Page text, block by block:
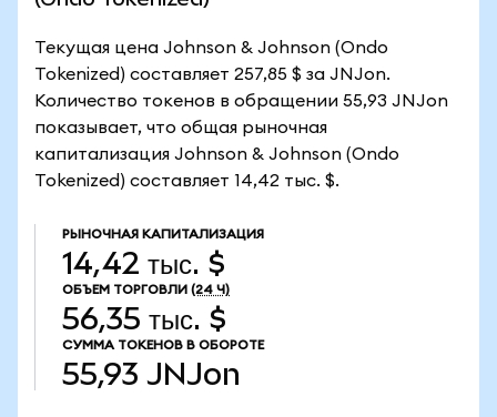
Текущая цена Johnson & Johnson (Ondo
Tokenized) составляет 257,85 $ за JNJon.
Количество токенов в обращении 55,93 JNJon
показывает, что общая рыночная
капитализация Johnson & Johnson (Ondo
Tokenized) составляет 14,42 тыс. $.
РЫНОЧНАЯ КАПИТАЛИЗАЦИЯ
14,42 тыс. $
ОБЪЕМ ТОРГОВЛИ (24 Ч)
56,35 тыс. $
СУММА ТОКЕНОВ В ОБОРОТЕ
55,93 JNJon